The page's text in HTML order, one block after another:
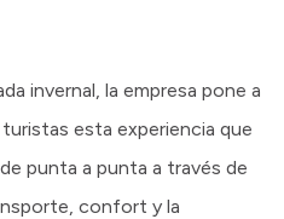
invernal, la empresa pone a
esta experiencia que
punta a punta a través de
confort y la